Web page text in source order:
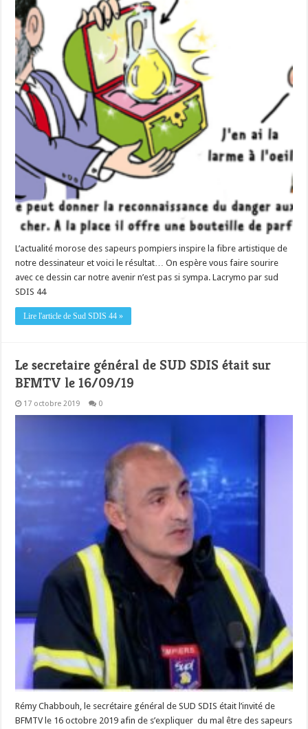
L’actualité morose des sapeurs pompiers inspire la fibre artistique de
notre dessinateur et voici le résultat… On espère vous faire sourire
avec ce dessin car notre avenir n’est pas si sympa. Lacrymo par sud
SDIS 44
Lire l'article de Sud SDIS 44 »
Le secretaire général de SUD SDIS était sur
BFMTV le 16/09/19
17 octobre 2019 0
Rémy Chabbouh, le secrétaire général de SUD SDIS était l’invité de
BFMTV le 16 octobre 2019 afin de s’expliquer du mal être des sapeurs